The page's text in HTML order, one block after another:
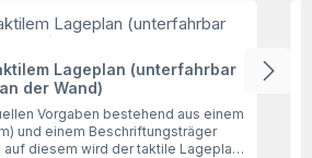
Lageplan (unterfahrbar
an der Wand)
Vorgaben bestehend aus einem
und einem Beschriftungsträger
auf diesem wird der taktile Lageplan